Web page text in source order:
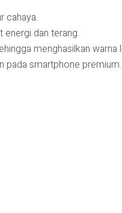
cahaya.
energi dan terang.
menghasilkan
pada smartphone premium.